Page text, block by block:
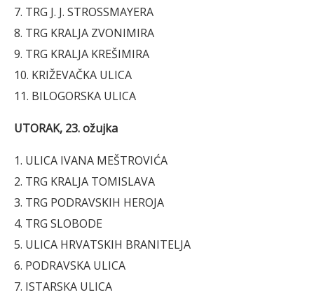
7. TRG J. J. STROSSMAYERA
8. TRG KRALJA ZVONIMIRA
9. TRG KRALJA KREŠIMIRA
10. KRIŽEVAČKA ULICA
11. BILOGORSKA ULICA
UTORAK, 23. ožujka
1. ULICA IVANA MEŠTROVIĆA
2. TRG KRALJA TOMISLAVA
3. TRG PODRAVSKIH HEROJA
4. TRG SLOBODE
5. ULICA HRVATSKIH BRANITELJA
6. PODRAVSKA ULICA
7. ISTARSKA ULICA